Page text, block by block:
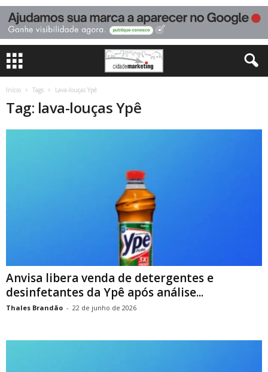
Início Tags Lava-louças Ypê
Tag: lava-louças Ypê
Anvisa libera venda de detergentes e
desinfetantes da Ypê após análise...
Thales Brandão - 22 de junho de 2026